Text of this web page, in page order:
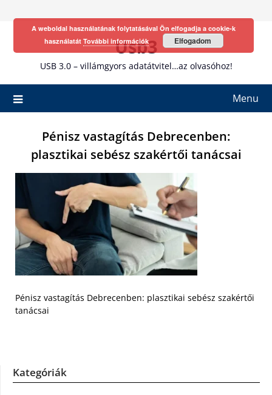
Usb3
USB 3.0 – villámgyors adatátvitel…az olvasóhoz!
Menu
Pénisz vastagítás Debrecenben:
plasztikai sebész szakértői tanácsai
Pénisz vastagítás Debrecenben: plasztikai sebész szakértői
tanácsai
Kategóriák
A weboldal használatának folytatásával Ön elfogadja a cookie-k
használatát További információk Elfogadom